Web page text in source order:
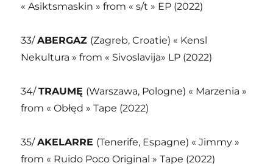
« Asiktsmaskin » from « s/t » EP (2022)
33/ABERGAZ (Zagreb, Croatie) « Kensl
Nekultura » from « Sivoslavija» LP (2022)
34/TRAUMĘ (Warszawa, Pologne) « Marzenia »
from « Obłęd » Tape (2022)
35/AKELARRE (Tenerife, Espagne) « Jimmy »
from « Ruido Poco Original » Tape (2022)